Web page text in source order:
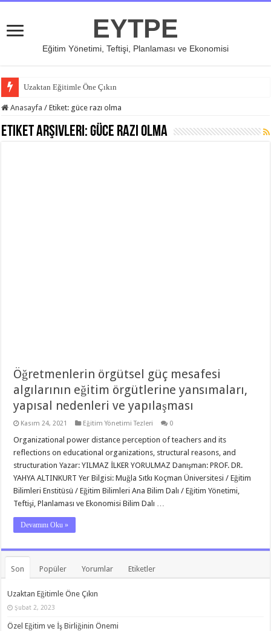
EYTPE
Eğitim Yönetimi, Teftişi, Planlaması ve Ekonomisi
Uzaktan Eğitimle Öne Çıkın
Anasayfa / Etiket: güce razı olma
Etiket Arşivleri:güce razı olma
Öğretmenlerin örgütsel güç mesafesi
algılarının eğitim örgütlerine yansımaları,
yapısal nedenleri ve yapılaşması
Kasım 24, 2021 Eğitim Yönetimi Tezleri 0
Organizational power distance perception of teachers and its
reflections on educational organizations, structural reasons, and
structuration Yazar: YILMAZ İLKER YORULMAZ Danışman: PROF. DR.
YAHYA ALTINKURT Yer Bilgisi: Muğla Sıtkı Koçman Üniversitesi / Eğitim
Bilimleri Enstitüsü / Eğitim Bilimleri Ana Bilim Dalı / Eğitim Yönetimi,
Teftişi, Planlaması ve Ekonomisi Bilim Dalı …
Devamını Oku »
Son Popüler Yorumlar Etiketler
Uzaktan Eğitimle Öne Çıkın
Şubat 2, 2023
Özel Eğitim ve İş Birliğinin Önemi